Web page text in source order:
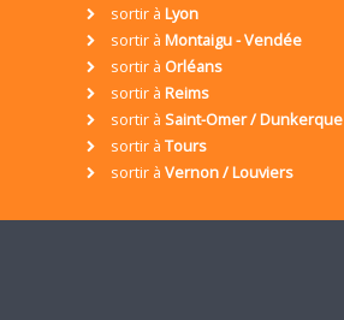
sortir à Lyon
sortir à Montaigu - Vendée
sortir à Orléans
sortir à Reims
sortir à Saint-Omer / Dunkerque
sortir à Tours
sortir à Vernon / Louviers